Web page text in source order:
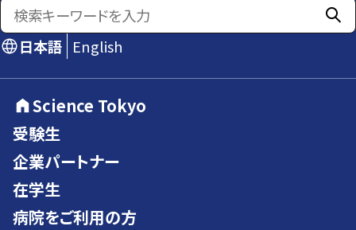
日本語 English
Science Tokyo
受験生
企業パートナー
在学生
病院をご利用の方